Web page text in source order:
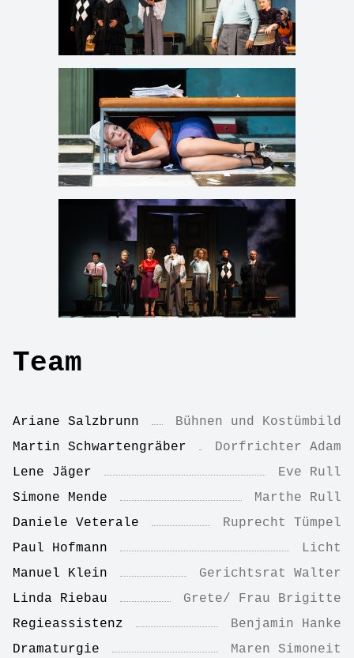
Team
Ariane Salzbrunn
Bühnen und Kostümbild
Martin Schwartengräber
Dorfrichter Adam
Lene Jäger
Eve Rull
Simone Mende
Marthe Rull
Daniele Veterale
Ruprecht Tümpel
Paul Hofmann
Licht
Manuel Klein
Gerichtsrat Walter
Linda Riebau
Grete/ Frau Brigitte
Regieassistenz
Benjamin Hanke
Dramaturgie
Maren Simoneit